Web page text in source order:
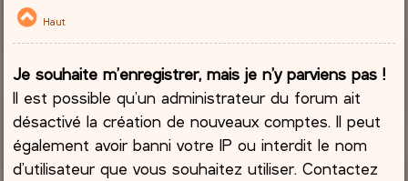
Haut
Je souhaite m’enregistrer, mais je n’y parviens pas !
Il est possible qu’un administrateur du forum ait
désactivé la création de nouveaux comptes. Il peut
également avoir banni votre IP ou interdit le nom
d’utilisateur que vous souhaitez utiliser. Contactez